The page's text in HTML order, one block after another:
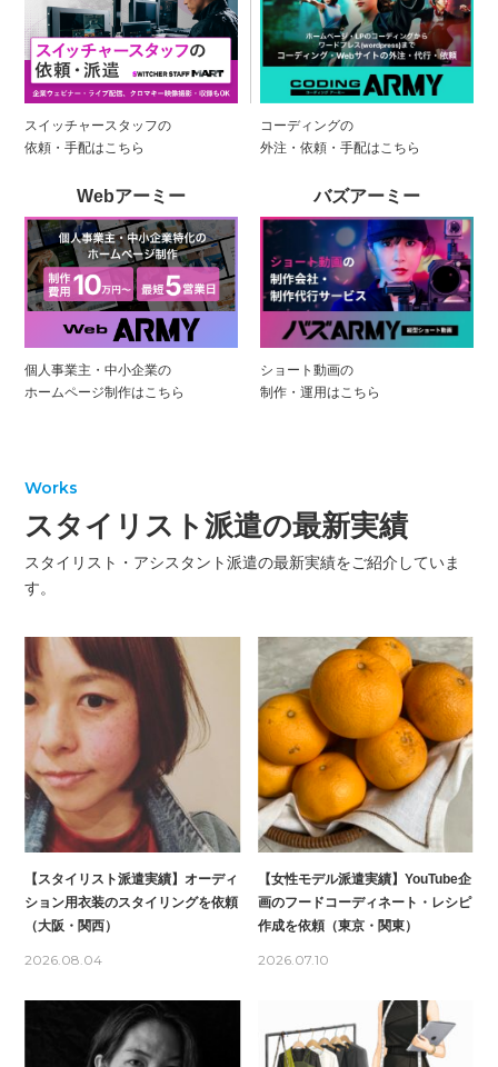
スイッチャースタッフの
依頼・手配はこちら
コーディングの
外注・依頼・手配はこちら
Webアーミー
個人事業主・中小企業の
ホームページ制作はこちら
バズアーミー
ショート動画の
制作・運用はこちら
Works
スタイリスト派遣の最新実績
スタイリスト・アシスタント派遣の最新実績をご紹介していま
す。
【スタイリスト派遣実績】オーディ
ション用衣装のスタイリングを依頼
（大阪・関西）
2026.08.04
【女性モデル派遣実績】YouTube企
画のフードコーディネート・レシピ
作成を依頼（東京・関東）
2026.07.10